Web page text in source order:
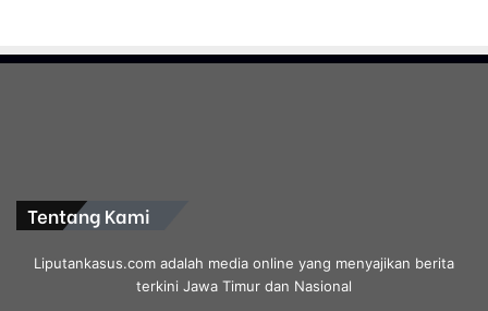
Tentang Kami
Liputankasus.com adalah media online yang menyajikan berita
terkini Jawa Timur dan Nasional